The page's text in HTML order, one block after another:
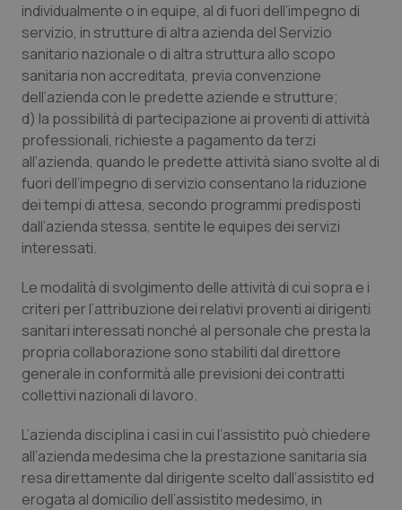
individualmente o in equipe, al di fuori dell’impegno di
servizio, in strutture di altra azienda del Servizio
sanitario nazionale o di altra struttura allo scopo
sanitaria non accreditata, previa convenzione
dell’azienda con le predette aziende e strutture;
d) la possibilità di partecipazione ai proventi di attività
professionali, richieste a pagamento da terzi
all’azienda, quando le predette attività siano svolte al di
fuori dell’impegno di servizio consentano la riduzione
dei tempi di attesa, secondo programmi predisposti
dall’azienda stessa, sentite le equipes dei servizi
interessati.
Le modalità di svolgimento delle attività di cui sopra e i
criteri per l’attribuzione dei relativi proventi ai dirigenti
sanitari interessati nonché al personale che presta la
propria collaborazione sono stabiliti dal direttore
generale in conformità alle previsioni dei contratti
collettivi nazionali di lavoro.
L’azienda disciplina i casi in cui l’assistito può chiedere
all’azienda medesima che la prestazione sanitaria sia
resa direttamente dal dirigente scelto dall’assistito ed
erogata al domicilio dell’assistito medesimo, in